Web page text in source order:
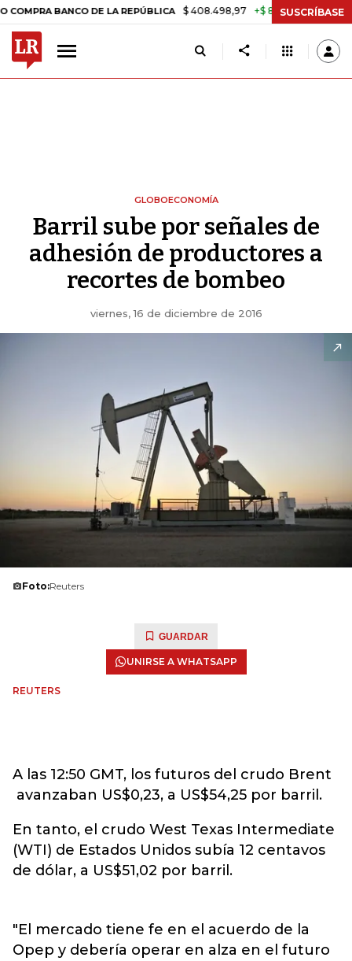
BANCO DE LA REPÚBLICA $ 408.498,97 +$ 8.753,81 +2,19%
SUSCRÍBASE
GLOBOECONOMÍA
Barril sube por señales de
adhesión de productores a
recortes de bombeo
viernes, 16 de diciembre de 2016
Foto:Reuters
GUARDAR
UNIRSE A WHATSAPP
REUTERS
A las 12:50 GMT, los futuros del crudo Brent
avanzaban US$0,23, a US$54,25 por barril.
En tanto, el crudo West Texas Intermediate
(WTI) de Estados Unidos subía 12 centavos
de dólar, a US$51,02 por barril.
"El mercado tiene fe en el acuerdo de la
Opep y debería operar en alza en el futuro